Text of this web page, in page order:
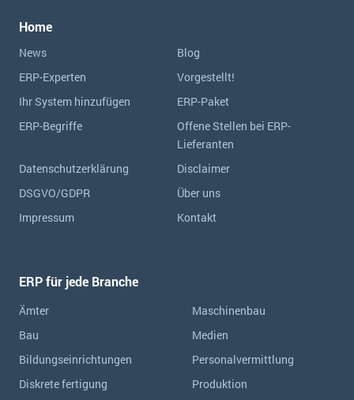
Home
News
Blog
ERP-Experten
Vorgestellt!
Ihr System hinzufügen
ERP-Paket
ERP-Begriffe
Offene Stellen bei ERP-
Lieferanten
Datenschutzerklärung
Disclaimer
DSGVO/GDPR
Über uns
Impressum
Kontakt
ERP für jede Branche
Ämter
Bau
Bildungseinrichtungen
Diskrete fertigung
Maschinenbau
Medien
Personalvermittlung
Produktion